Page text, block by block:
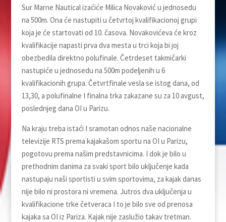
Sur Marne Nautical izaćiće Milica Novaković u jednosedu
na 500m. Ona će nastupiti u četvrtoj kvalifikacionoj grupi
koja je će startovati od 10. časova. Novakovićeva će kroz
kvalifikacije napasti prva dva mesta u trci koja bi joj
obezbedila direktno polufinale. Četrdeset takmičarki
nastupiće u jednosedu na 500m podeljenih u 6
kvalifikacionih grupa. Četvrtfinale vesla se istog dana, od
13,30, a polufinalne I finalna trka zakazane su za 10 avgust,
poslednjeg dana OI u Parizu.
Na kraju treba istaći I sramotan odnos naše nacionalne
televizije RTS prema kajakašom sportu na OI u Parizu,
pogotovu prema našim predstavnicima. I dok je bilo u
prethodnim danima za svaki sport bilo uključenje kada
nastupaju naši sportisti u svim sportovima, za kajak danas
nije bilo ni prostora ni vremena. Jutros dva uključenja u
kvalifikacione trke četveraca I to je bilo sve od prenosa
kajaka sa OI iz Pariza. Kajak nije zaslužio takav tretman.